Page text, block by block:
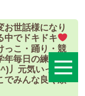
お世話様になり
中でドキドキ
っこ・踊り・競
年毎日の練習の
丿元気いっぱ
みんな良く頑